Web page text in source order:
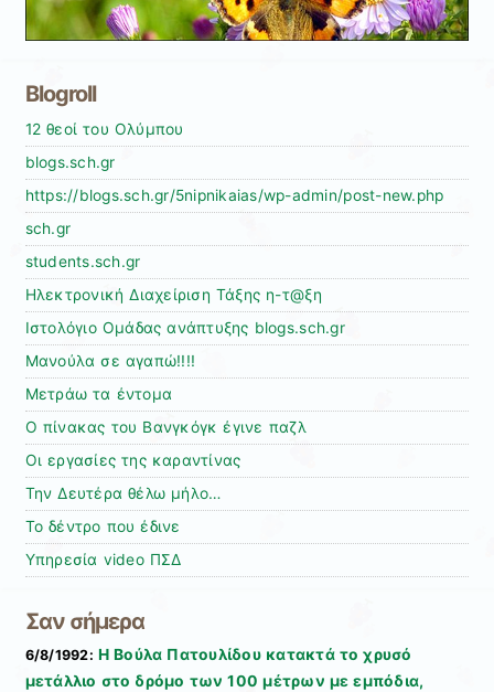
Blogroll
12 θεοί του Ολύμπου
blogs.sch.gr
https://blogs.sch.gr/5nipnikaias/wp-admin/post-new.php
sch.gr
students.sch.gr
Ηλεκτρονική Διαχείριση Τάξης η-τ@ξη
Ιστολόγιο Ομάδας ανάπτυξης blogs.sch.gr
Μανούλα σε αγαπώ!!!!
Μετράω τα έντομα
Ο πίνακας του Βανγκόγκ έγινε παζλ
Οι εργασίες της καραντίνας
Την Δευτέρα θέλω μήλο…
Το δέντρο που έδινε
Υπηρεσία video ΠΣΔ
Σαν σήμερα
6/8/1992: Η Βούλα Πατουλίδου κατακτά το χρυσό
μετάλλιο στο δρόμο των 100 μέτρων με εμπόδια,